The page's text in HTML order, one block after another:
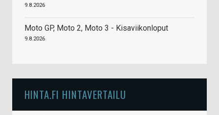
9.8.2026
Moto GP, Moto 2, Moto 3 - Kisaviikonloput
9.8.2026
HINTA.FI HINTAVERTAILU